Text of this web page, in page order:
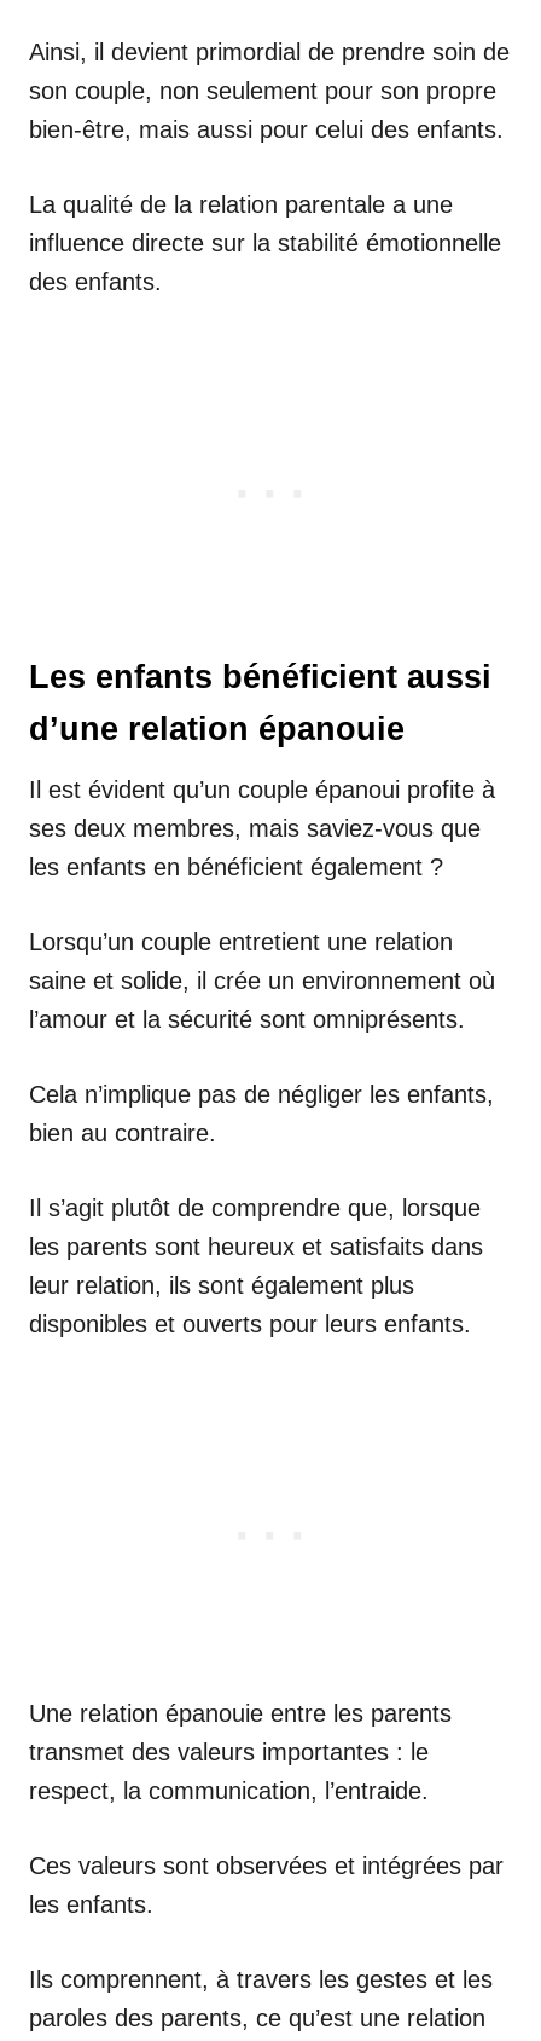
Ainsi, il devient primordial de prendre soin de
son couple, non seulement pour son propre
bien-être, mais aussi pour celui des enfants.
La qualité de la relation parentale a une
influence directe sur la stabilité émotionnelle
des enfants.
Les enfants bénéficient aussi
d’une relation épanouie
Il est évident qu’un couple épanoui profite à
ses deux membres, mais saviez-vous que
les enfants en bénéficient également ?
Lorsqu’un couple entretient une relation
saine et solide, il crée un environnement où
l’amour et la sécurité sont omniprésents.
Cela n’implique pas de négliger les enfants,
bien au contraire.
Il s’agit plutôt de comprendre que, lorsque
les parents sont heureux et satisfaits dans
leur relation, ils sont également plus
disponibles et ouverts pour leurs enfants.
Une relation épanouie entre les parents
transmet des valeurs importantes : le
respect, la communication, l’entraide.
Ces valeurs sont observées et intégrées par
les enfants.
Ils comprennent, à travers les gestes et les
paroles des parents, ce qu’est une relation